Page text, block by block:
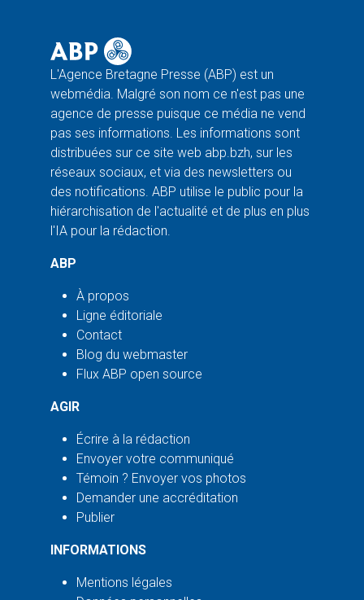
L'Agence Bretagne Presse (ABP) est un
webmédia. Malgré son nom ce n'est pas une
agence de presse puisque ce média ne vend
pas ses informations. Les informations sont
distribuées sur ce site web abp.bzh, sur les
réseaux sociaux, et via des newsletters ou
des notifications. ABP utilise le public pour la
hiérarchisation de l'actualité et de plus en plus
l'IA pour la rédaction.
ABP
À propos
Ligne éditoriale
Contact
Blog du webmaster
Flux ABP open source
AGIR
Écrire à la rédaction
Envoyer votre communiqué
Témoin ? Envoyer vos photos
Demander une accréditation
Publier
INFORMATIONS
Mentions légales